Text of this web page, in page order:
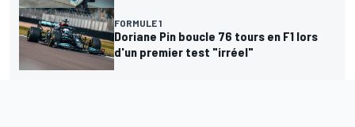
FORMULE 1
Doriane Pin boucle 76 tours en F1 lors
d'un premier test "irréel"